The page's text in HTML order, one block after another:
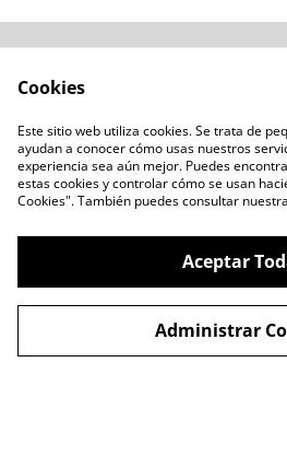
Condiciones
Política de Privacidad
Política de Cookies
Cookies
Este sitio web utiliza cookies. Se trata de
ayudan a conocer cómo usas nuestros
experiencia sea aún mejor. Puedes
estas cookies y controlar cómo se usan
Cookies". También puedes consultar nuestra
Aceptar
Administrar